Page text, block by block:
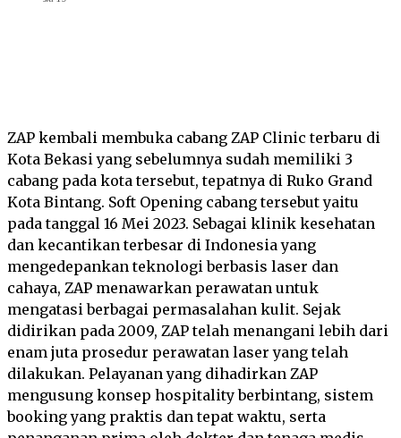
ZAP kembali membuka cabang ZAP Clinic terbaru di
Kota Bekasi yang sebelumnya sudah memiliki 3
cabang pada kota tersebut, tepatnya di Ruko Grand
Kota Bintang. Soft Opening cabang tersebut yaitu
pada tanggal 16 Mei 2023. Sebagai klinik kesehatan
dan kecantikan terbesar di Indonesia yang
mengedepankan teknologi berbasis laser dan
cahaya, ZAP menawarkan perawatan untuk
mengatasi berbagai permasalahan kulit. Sejak
didirikan pada 2009, ZAP telah menangani lebih dari
enam juta prosedur perawatan laser yang telah
dilakukan. Pelayanan yang dihadirkan ZAP
mengusung konsep hospitality berbintang, sistem
booking yang praktis dan tepat waktu, serta